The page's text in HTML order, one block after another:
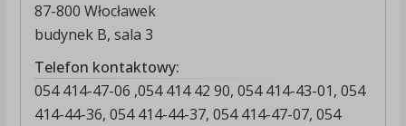
87-800 Włocławek
budynek B, sala 3
Telefon kontaktowy:
054 414-47-06 ,054 414 42 90, 054 414-43-01, 054
414-44-36, 054 414-44-37, 054 414-47-07, 054